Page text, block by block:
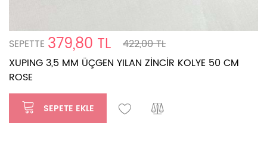
SEPETTE 379,80 TL
422,00 TL
XUPING 3,5 MM ÜÇGEN YILAN ZİNCİR KOLYE 50 CM
ROSE
SEPETE EKLE